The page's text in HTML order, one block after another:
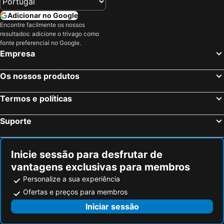
PM78 Boutique Apartments
Advantage Mini Resort
Hotel Holiday Beach Resort and Casino
Hotel Floris Suite
Adonai Hotel Boutique
Villa Tokara
Landhuis Daniel - Plantation House
La Maya Beach Curacao
Adicionar no Google
Encontre facilmente os nossos
resultados: adicione o trivago como
fonte preferencial no Google.
Empresa
Os nossos produtos
Termos e políticas
Suporte
Inicie sessão para desfrutar de
vantagens exclusivas para membros
Personalize a sua experiência
Ofertas e preços para membros
Iniciar sessão